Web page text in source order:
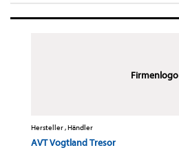
Firmenlogo
Hersteller , Händler
AVT Vogtland Tresor